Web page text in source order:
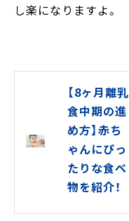
し楽になりますよ。
【8ヶ月離乳
食中期の進
め方】赤ち
ゃんにぴっ
たりな食べ
物を紹介！